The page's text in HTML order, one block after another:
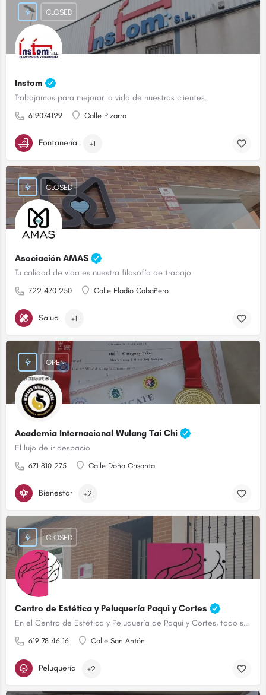
Instom
Trabajamos para mejorar la vida de nuestros clientes.
619074129 Calle Pizarro
CLOSED
Fontanería +1
Asociación AMAS
Tu calidad de vida es nuestra filosofía de trabajo
722 470 250 Calle Eladio Cabañero
CLOSED
Salud +1
Academia Internacional Wulang Tai Chi
El lujo de ir despacio
671 810 275 Calle Doña Crisanta
OPEN
Bienestar +2
Centro de Estética y Peluquería Paqui y Cortes
En el Centro de Estética y Peluquería de Paqui y Cortes, todo son ventajas.
619 78 46 16 Calle San Antón
CLOSED
Peluquería +2